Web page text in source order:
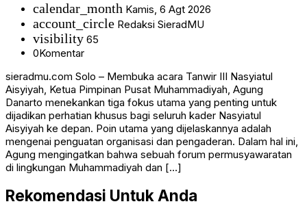
calendar_month Kamis, 6 Agt 2026
account_circle Redaksi SieradMU
visibility 65
0Komentar
sieradmu.com Solo – Membuka acara Tanwir III Nasyiatul
Aisyiyah, Ketua Pimpinan Pusat Muhammadiyah, Agung
Danarto menekankan tiga fokus utama yang penting untuk
dijadikan perhatian khusus bagi seluruh kader Nasyiatul
Aisyiyah ke depan. Poin utama yang dijelaskannya adalah
mengenai penguatan organisasi dan pengaderan. Dalam hal ini,
Agung mengingatkan bahwa sebuah forum permusyawaratan
di lingkungan Muhammadiyah dan […]
Rekomendasi Untuk Anda